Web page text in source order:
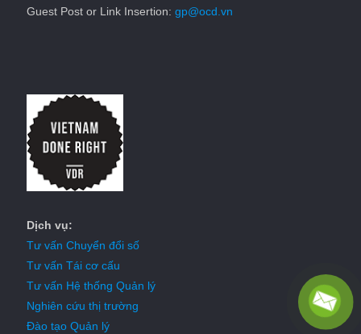
Guest Post or Link Insertion: gp@ocd.vn
Dịch vụ:
Tư vấn Chuyển đổi số
Tư vấn Tái cơ cấu
Tư vấn Hệ thống Quản lý
Nghiên cứu thị trường
Đào tạo Quản lý